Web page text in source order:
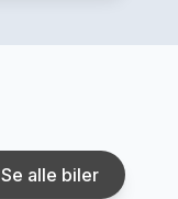
Se alle biler